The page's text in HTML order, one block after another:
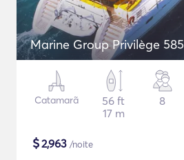
Marine Group Privilège 585
Catamarã
56 ft
17 m
8
$2,963 /noite